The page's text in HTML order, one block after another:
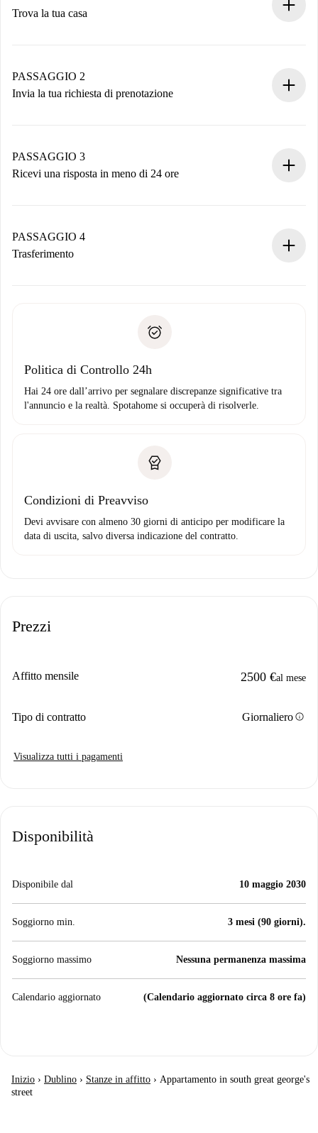
Trova la tua casa
Hai tutte le informazioni necessarie in anticipo.
PASSAGGIO 2
Invia la tua richiesta di prenotazione
non accetta.
PASSAGGIO 3
Ricevi una risposta in meno di 24 ore
contatto con il proprietario.
Se rifiutata: non ti addebiteremo nulla e ti proporremo
Domiciliazione del pagamento
PASSAGGIO 4
Trasferimento
solo se non segnali problemi.
Politica di Controllo 24h
Hai 24 ore dall’arrivo per segnalare discrepanze significative tra
l'annuncio e la realtà. Spotahome si occuperà di risolverle.
Condizioni di Preavviso
Devi avvisare con almeno 30 giorni di anticipo per modificare la
data di uscita, salvo diversa indicazione del contratto.
Prezzi
Affitto mensile 2500 €al mese
Tipo di contratto Giornalieroinfo
Visualizza tutti i pagamenti
Disponibilità
Disponibile dal 10 maggio 2030
Soggiorno min. 3 mesi (90 giorni).
Soggiorno massimo Nessuna permanenza massima
Calendario aggiornato (Calendario aggiornato circa 8 ore fa)
Inizio › Dublino › Stanze in affitto › Appartamento in south great george's
street